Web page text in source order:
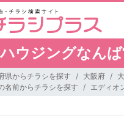
ハウジングなん
県からチラシを探す 大阪府
名前からチラシを探す エディオ